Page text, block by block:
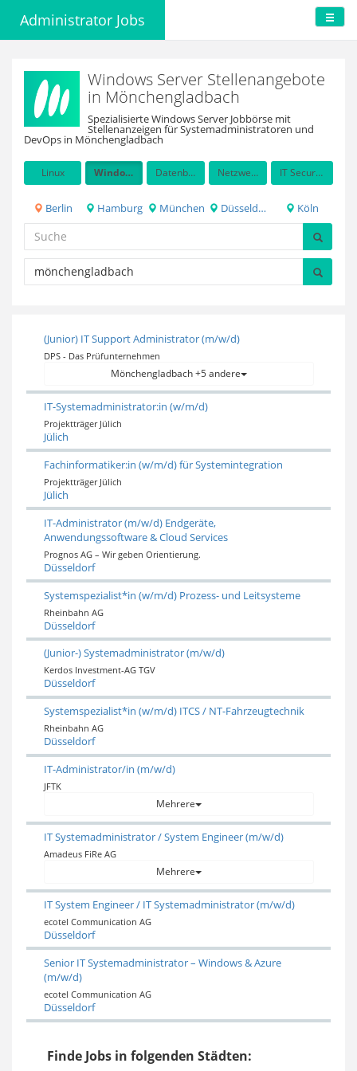
Administrator Jobs
Windows Server Stellenangebote
in Mönchengladbach
Spezialisierte Windows Server Jobbörse mit
Stellenanzeigen für Systemadministratoren und
DevOps in Mönchengladbach
Linux Windows Server Datenbanken Netzwerkadministration IT Security / Auditing
Berlin Hamburg München Düsseldorf Köln
(Junior) IT Support Administrator (m/w/d)
DPS - Das Prüfunternehmen
Mönchengladbach +5 andere
IT-Systemadministrator:in (w/m/d)
Projektträger Jülich
Jülich
Fachinformatiker:in (w/m/d) für Systemintegration
Projektträger Jülich
Jülich
IT-Administrator (m/w/d) Endgeräte,
Anwendungssoftware & Cloud Services
Prognos AG – Wir geben Orientierung.
Düsseldorf
Systemspezialist*in (w/m/d) Prozess- und Leitsysteme
Rheinbahn AG
Düsseldorf
(Junior-) Systemadministrator (m/w/d)
Kerdos Investment-AG TGV
Düsseldorf
Systemspezialist*in (w/m/d) ITCS / NT-Fahrzeugtechnik
Rheinbahn AG
Düsseldorf
IT-Administrator/in (m/w/d)
JFTK
Mehrere
IT Systemadministrator / System Engineer (m/w/d)
Amadeus FiRe AG
Mehrere
IT System Engineer / IT Systemadministrator (m/w/d)
ecotel Communication AG
Düsseldorf
Senior IT Systemadministrator – Windows & Azure
(m/w/d)
ecotel Communication AG
Düsseldorf
Finde Jobs in folgenden Städten: